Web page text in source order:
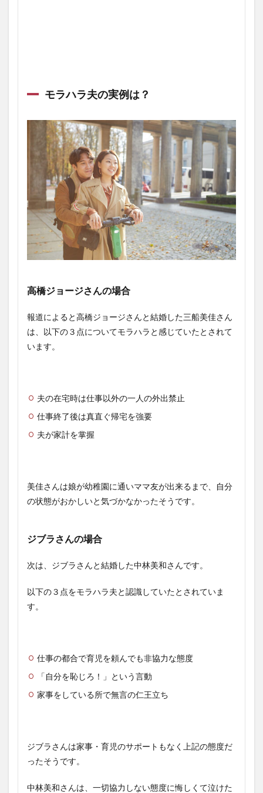
モラハラ夫の実例は？
高橋ジョージさんの場合
報道によると高橋ジョージさんと結婚した三船美佳さん
は、以下の３点についてモラハラと感じていたとされて
います。
夫の在宅時は仕事以外の一人の外出禁止
仕事終了後は真直ぐ帰宅を強要
夫が家計を掌握
美佳さんは娘が幼稚園に通いママ友が出来るまで、自分
の状態がおかしいと気づかなかったそうです。
ジブラさんの場合
次は、ジブラさんと結婚した中林美和さんです。
以下の３点をモラハラ夫と認識していたとされていま
す。
仕事の都合で育児を頼んでも非協力な態度
「自分を恥じろ！」という言動
家事をしている所で無言の仁王立ち
ジブラさんは家事・育児のサポートもなく上記の態度だ
ったそうです。
中林美和さんは、一切協力しない態度に悔しくて泣けた